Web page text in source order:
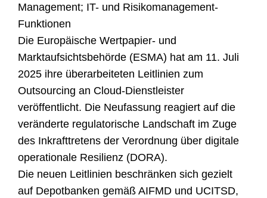
Management; IT- und Risikomanagement-
Funktionen
Die Europäische Wertpapier- und
Marktaufsichtsbehörde (ESMA) hat am 11. Juli
2025 ihre überarbeiteten Leitlinien zum
Outsourcing an Cloud-Dienstleister
veröffentlicht. Die Neufassung reagiert auf die
veränderte regulatorische Landschaft im Zuge
des Inkrafttretens der Verordnung über digitale
operationale Resilienz (DORA).
Die neuen Leitlinien beschränken sich gezielt
auf Depotbanken gemäß AIFMD und UCITSD,